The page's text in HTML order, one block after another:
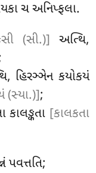
ચ અનિપ્ફલા.
(સી.)]
અત્થિ,
હિરઞ્ઞેન કયોકયં
(સ્યા.)];
કાલઙ્કતા [કાલકતા
પવત્તતિ;